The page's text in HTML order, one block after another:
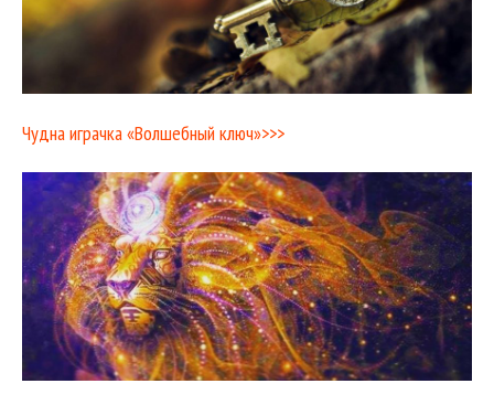
Чудна играчка «Волшебный ключ»>>>